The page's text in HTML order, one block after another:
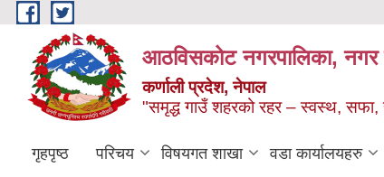
Skip to main content
आठविसकोट नगरपालिका, नगर
कर्णाली प्रदेश, नेपाल
"समृद्ध गाउँ शहरको रहर – स्वस्थ,
गृहपृष्ठ परिचय विषयगत शाखा वडा कार्यालयहरु